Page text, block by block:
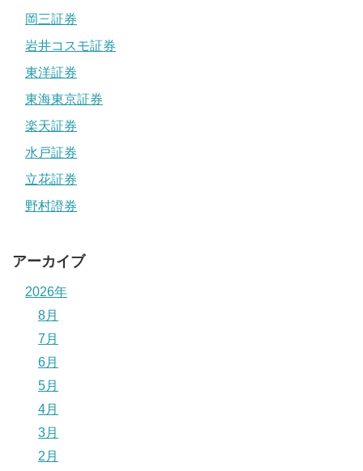
岡三証券
岩井コスモ証券
東洋証券
東海東京証券
楽天証券
水戸証券
立花証券
野村證券
アーカイブ
2026年
8月
7月
6月
5月
4月
3月
2月